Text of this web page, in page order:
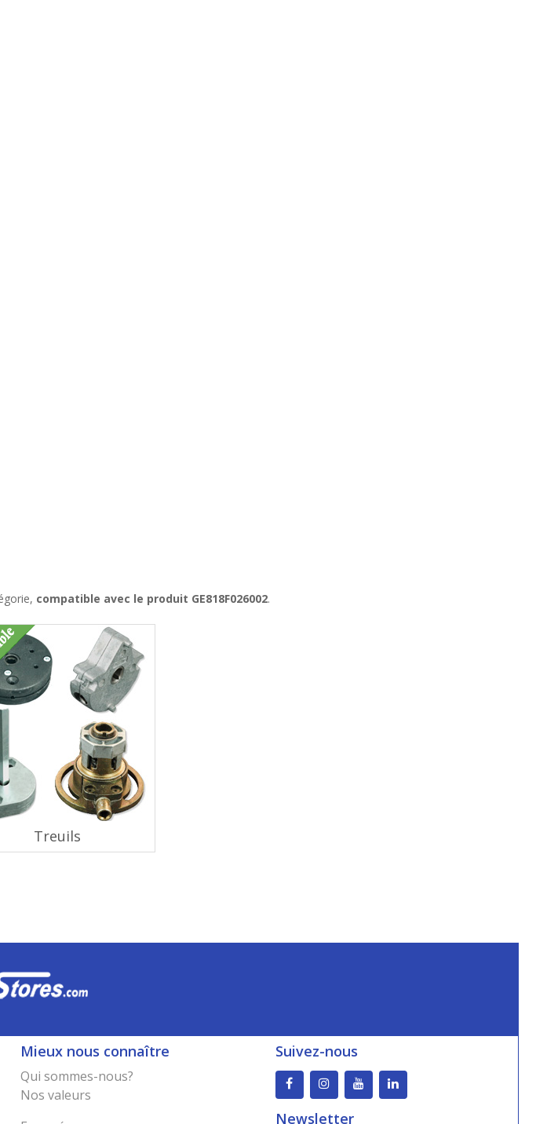
compatible avec le produit GE818F026002.
Treuils
Mieux nous connaître
Qui sommes-nous?
Nos valeurs
Suivez-nous
Newsletter